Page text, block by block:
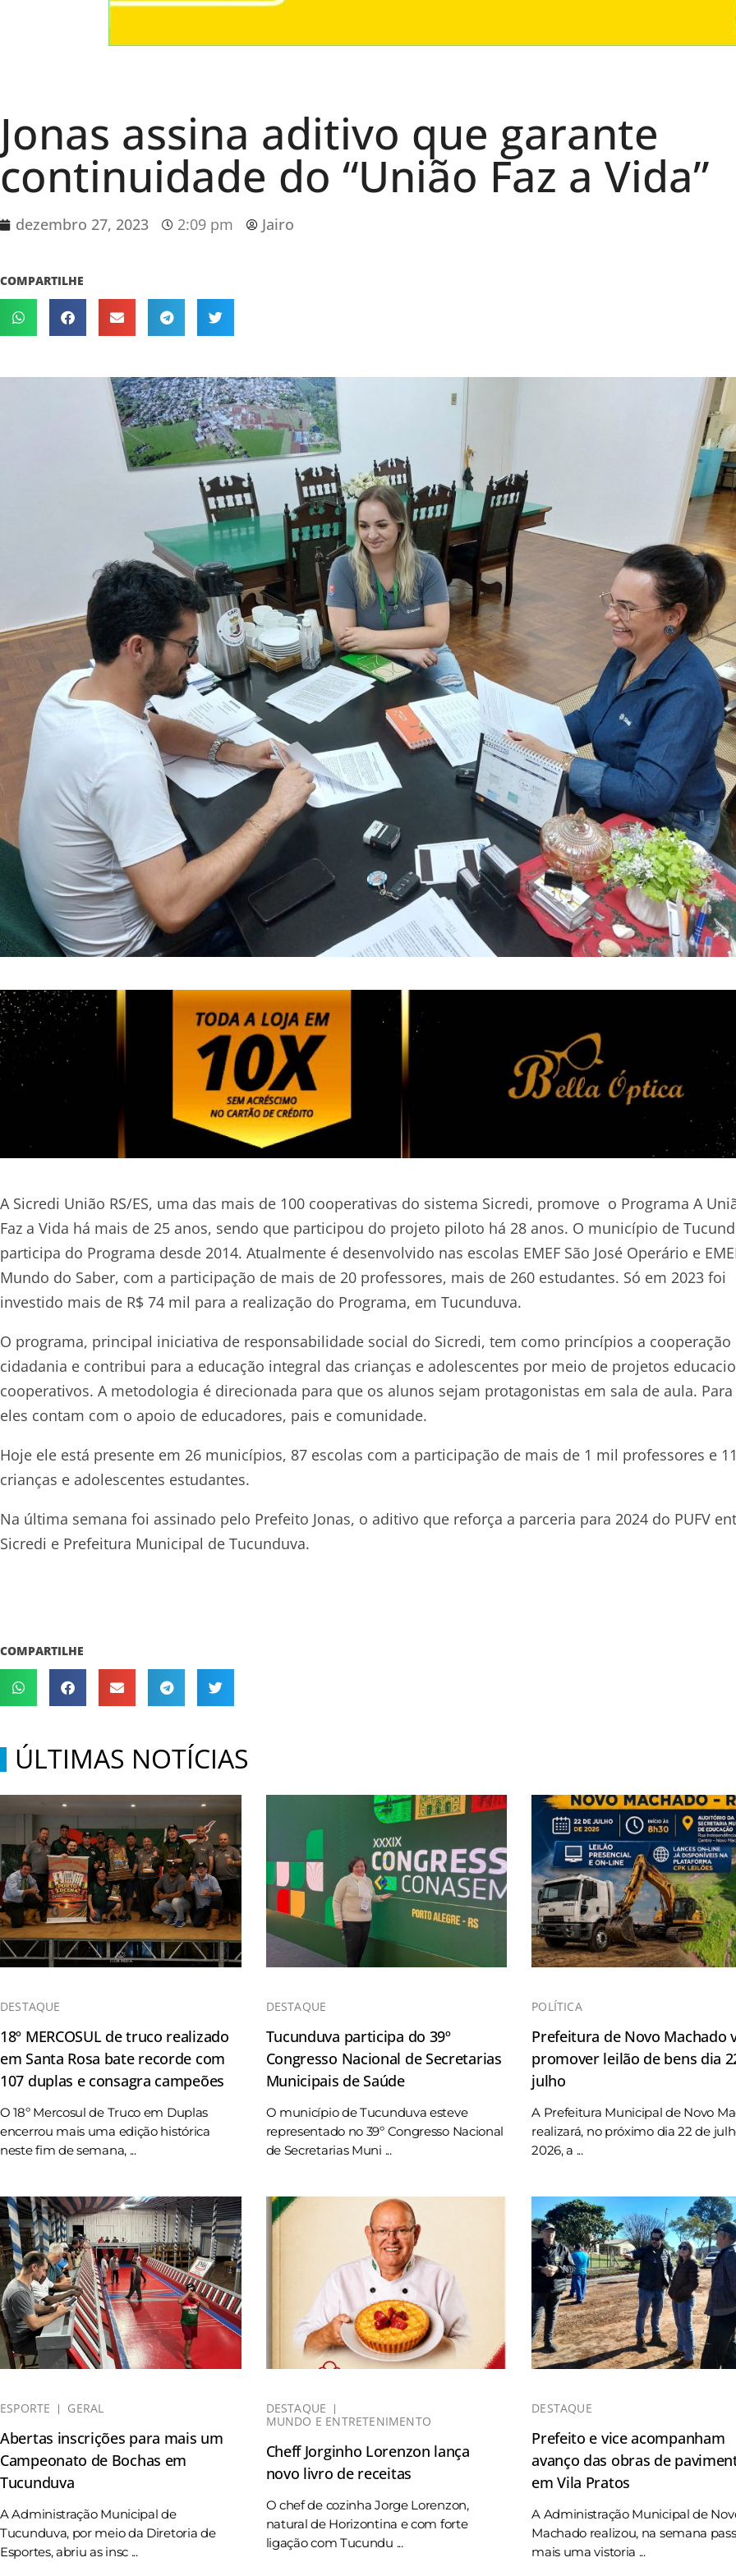
Jonas assina aditivo que garante
continuidade do “União Faz a Vida”
dezembro 27, 2023 2:09 pm Jairo
COMPARTILHE
A Sicredi União RS/ES, uma das mais de 100 cooperativas do sistema Sicredi, promove o Programa A
Faz a Vida há mais de 25 anos, sendo que participou do projeto piloto há 28 anos. O município de
participa do Programa desde 2014. Atualmente é desenvolvido nas escolas EMEF São José Operário e
Mundo do Saber, com a participação de mais de 20 professores, mais de 260 estudantes. Só em 2023 foi
investido mais de R$ 74 mil para a realização do Programa, em Tucunduva.
O programa, principal iniciativa de responsabilidade social do Sicredi, tem como princípios a cooperação
cidadania e contribui para a educação integral das crianças e adolescentes por meio de projetos
cooperativos. A metodologia é direcionada para que os alunos sejam protagonistas em sala de aula.
eles contam com o apoio de educadores, pais e comunidade.
Hoje ele está presente em 26 municípios, 87 escolas com a participação de mais de 1 mil professores e
crianças e adolescentes estudantes.
Na última semana foi assinado pelo Prefeito Jonas, o aditivo que reforça a parceria para 2024 do PUFV
Sicredi e Prefeitura Municipal de Tucunduva.
COMPARTILHE
ÚLTIMAS NOTÍCIAS
DESTAQUE
18º MERCOSUL de truco realizado
em Santa Rosa bate recorde com
107 duplas e consagra campeões
O 18º Mercosul de Truco em Duplas
encerrou mais uma edição histórica
neste fim de semana, ...
DESTAQUE
Tucunduva participa do 39º
Congresso Nacional de Secretarias
Municipais de Saúde
O município de Tucunduva esteve
representado no 39º Congresso Nacional
de Secretarias Muni ...
POLÍTICA
Prefeitura de Novo Machado
promover leilão de bens dia
julho
A Prefeitura Municipal de Novo
realizará, no próximo dia 22 de
2026, a ...
ESPORTE GERAL
Abertas inscrições para mais um
Campeonato de Bochas em
Tucunduva
A Administração Municipal de
Tucunduva, por meio da Diretoria de
Esportes, abriu as insc ...
DESTAQUE
MUNDO E ENTRETENIMENTO
Cheff Jorginho Lorenzon lança
novo livro de receitas
O chef de cozinha Jorge Lorenzon,
natural de Horizontina e com forte
ligação com Tucundu ...
DESTAQUE
Prefeito e vice acompanham
avanço das obras de
em Vila Pratos
A Administração Municipal de
Machado realizou, na semana
mais uma vistoria ...